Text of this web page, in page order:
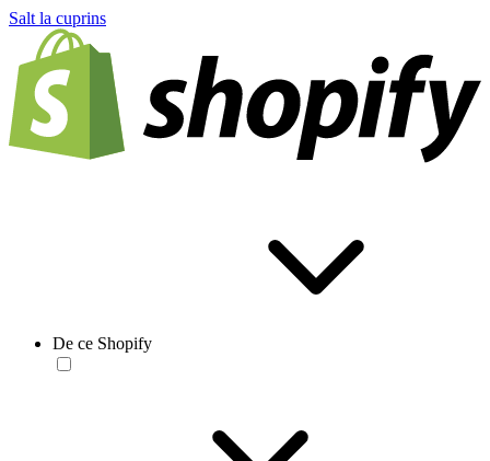
Salt la cuprins
De ce Shopify